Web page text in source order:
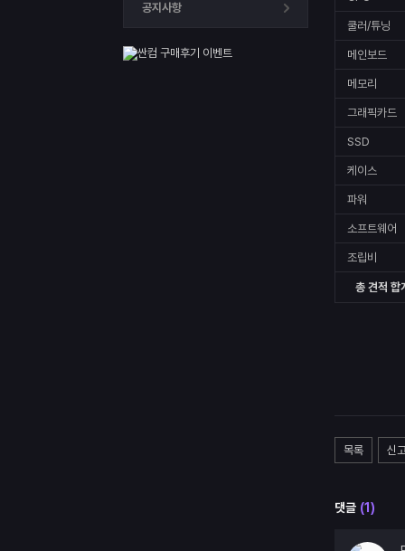
공지사항
쿨러/튜닝
메인보드
메모리
그래픽카드
SSD
케이스
파워
소프트웨어
조립비
총 견적 합
목록 신
댓글 (1 )